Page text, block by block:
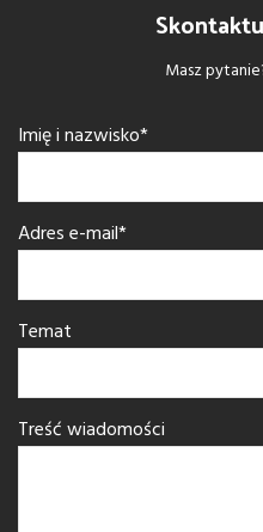
Masz
Imię i nazwisko*
Adres e-mail*
Temat
Treść wiadomości